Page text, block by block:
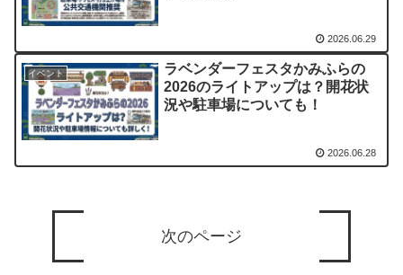
2026.06.29
イベント
ラベンダーフェスタかみふらの
2026のライトアップは？開花状
況や駐車場についても！
2026.06.28
次のページ